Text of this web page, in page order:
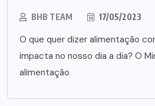
BHB TEAM 17/05/2023
O que quer dizer alimentação
impacta no nosso dia a dia? O
alimentação